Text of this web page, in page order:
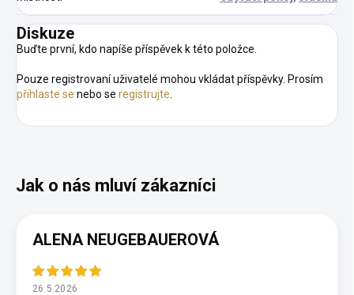
Diskuze
Buďte první, kdo napíše příspěvek k této položce.
Pouze registrovaní uživatelé mohou vkládat příspěvky. Prosím
přihlaste se nebo se registrujte
ALENA NEUGEBAUEROVÁ
26.5.2026